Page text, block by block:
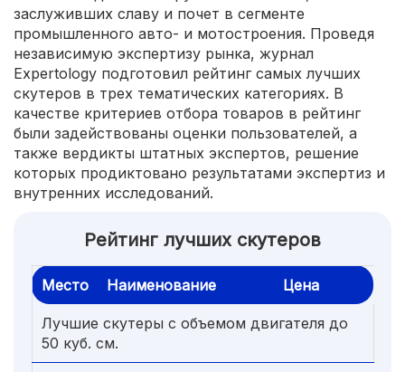
заслуживших славу и почет в сегменте
промышленного авто- и мотостроения. Проведя
независимую экспертизу рынка, журнал
Expertology подготовил рейтинг самых лучших
скутеров в трех тематических категориях. В
качестве критериев отбора товаров в рейтинг
были задействованы оценки пользователей, а
также вердикты штатных экспертов, решение
которых продиктовано результатами экспертиз и
внутренних исследований.
Рейтинг лучших скутеров
Место Наименование Цена
Лучшие скутеры с объемом двигателя до
50 куб. см.